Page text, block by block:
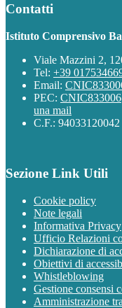
Contatti
Istituto Comprensivo
Viale Mazzini 2,
Tel: +39
Email:
PEC:
una mail
C.F.: 94033120042
Sezione Link Utili
Cookie policy
Note legali
Informativa Privacy
Ufficio Relazioni
Dichiarazione di
Obiettivi di
Whistleblowing
Gestione consensi
Amministrazione